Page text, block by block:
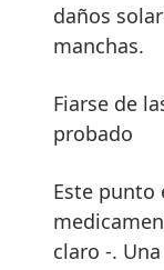
daños
manchas.
Fiarse de
probado
Este punto
claro -.